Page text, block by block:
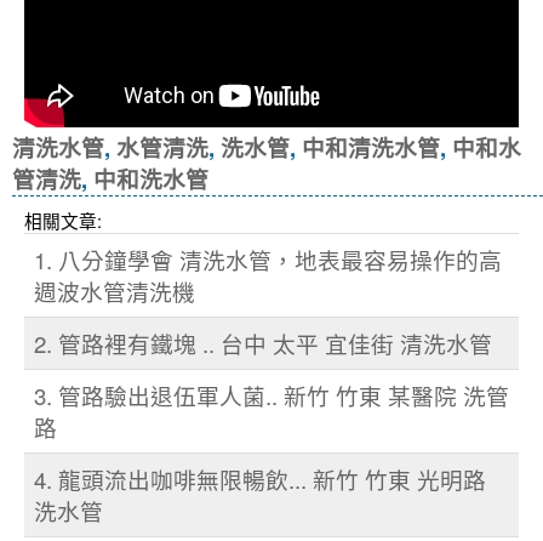
清洗水管, 水管清洗, 洗水管, 中和清洗水管, 中和水
管清洗, 中和洗水管
相關文章:
1. 八分鐘學會 清洗水管，地表最容易操作的高
週波水管清洗機
2. 管路裡有鐵塊 .. 台中 太平 宜佳街 清洗水管
3. 管路驗出退伍軍人菌.. 新竹 竹東 某醫院 洗管
路
4. 龍頭流出咖啡無限暢飲... 新竹 竹東 光明路
洗水管